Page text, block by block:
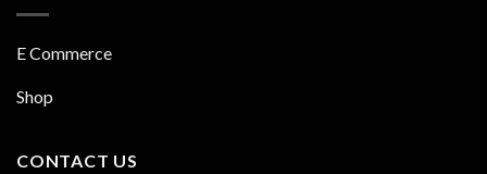
E Commerce
Shop
CONTACT US